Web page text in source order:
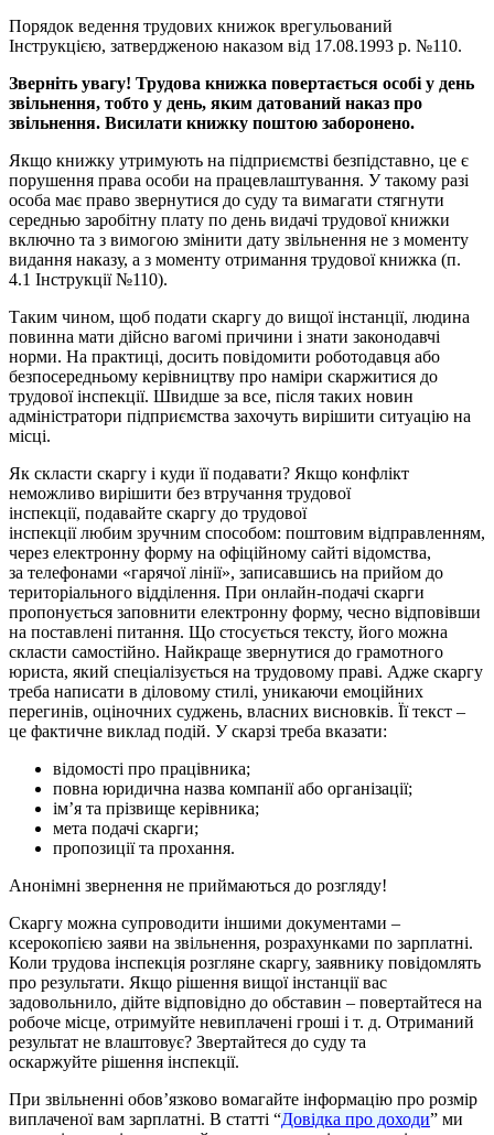
Порядок ведення трудових книжок врегульований
Інструкцією, затвердженою наказом від 17.08.1993 р. №110.
Зверніть увагу! Трудова книжка повертається особі у день
звільнення, тобто у день, яким датований наказ про
звільнення. Висилати книжку поштою заборонено.
Якщо книжку утримують на підприємстві безпідставно, це є
порушення права особи на працевлаштування. У такому разі
особа має право звернутися до суду та вимагати стягнути
середнью заробітну плату по день видачі трудової книжки
включно та з вимогою змінити дату звільнення не з моменту
видання наказу, а з моменту отримання трудової книжка (п.
4.1 Інструкції №110).
Таким чином, щоб подати скаргу до вищої інстанції, людина
повинна мати дійсно вагомі причини і знати законодавчі
норми. На практиці, досить повідомити роботодавця або
безпосередньому керівництву про наміри скаржитися до
трудової інспекції. Швидше за все, після таких новин
адміністратори підприємства захочуть вирішити ситуацію на
місці.
Як скласти скаргу і куди її подавати? Якщо конфлікт
неможливо вирішити без втручання трудової
інспекції, подавайте скаргу до трудової
інспекції любим зручним способом: поштовим відправленням,
через електронну форму на офіційному сайті відомства,
за телефонами «гарячої лінії», записавшись на прийом до
територіального відділення. При онлайн-подачі скарги
пропонується заповнити електронну форму, чесно відповівши
на поставлені питання. Що стосується тексту, його можна
скласти самостійно. Найкраще звернутися до грамотного
юриста, який спеціалізується на трудовому праві. Адже скаргу
треба написати в діловому стилі, уникаючи емоційних
перегинів, оціночних суджень, власних висновків. Її текст –
це фактичне виклад подій. У скарзі треба вказати:
відомості про працівника;
повна юридична назва компанії або організації;
ім’я та прізвище керівника;
мета подачі скарги;
пропозиції та прохання.
Анонімні звернення не приймаються до розгляду!
Скаргу можна супроводити іншими документами –
ксерокопією заяви на звільнення, розрахунками по зарплатні.
Коли трудова інспекція розгляне скаргу, заявнику повідомлять
про результати. Якщо рішення вищої інстанції вас
задовольнило, дійте відповідно до обставин – повертайтеся на
робоче місце, отримуйте невиплачені гроші і т. д. Отриманий
результат не влаштовує? Звертайтеся до суду та
оскаржуйте рішення інспекції.
При звільненні обов’язково вомагайте інформацію про розмір
виплаченої вам зарплатні. В статті “Довідка про доходи” ми